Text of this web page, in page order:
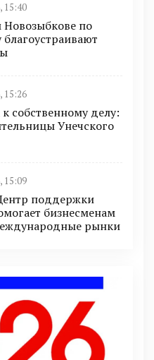
15:40
по
15:26
собственному делу:
Унечского
15:09
поддержки
бизнесменам
рынки